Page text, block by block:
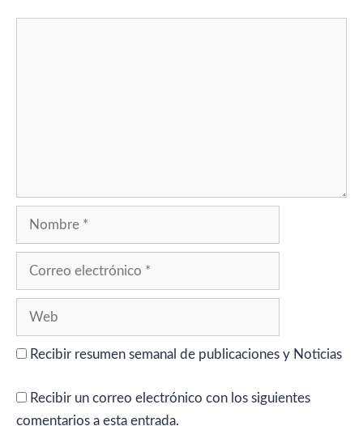
Nombre
Correo
Web
Recibir resumen semanal de publicaciones y Noticias
Recibir un correo electrónico con los siguientes
comentarios a esta entrada.